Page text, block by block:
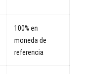
100% en
moneda de
referencia